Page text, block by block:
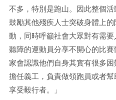
不多，特別是跑山。因此整個
鼓勵其他殘疾人士突破身體上
動，同時呼籲社會大眾對有需
聽障的運動員分享不開心的比
家會認識他們自身其實有很多
擔任義工，負責做領跑員或者
享受毅行者。」